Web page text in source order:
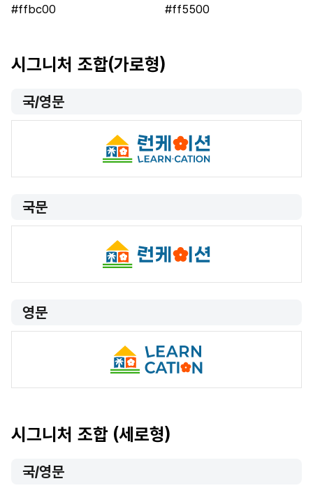
#ffbc00
#ff5500
시그니처 조합(가로형)
국/영문
국문
영문
시그니처 조합 (세로형)
국/영문